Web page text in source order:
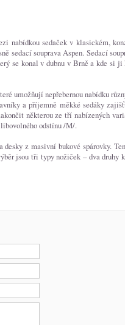
nabídkou sedaček v klasickém,
sedací souprava Aspen. Sedací
se konal v dubnu v Brně a kde si ji
umožňují nepřebernou nabídku
a příjemně měkké sedáky
některou ze tří nabízených
odstínu /M/.
z masivní bukové spárovky.
jsou tři typy nožiček – dva druhy